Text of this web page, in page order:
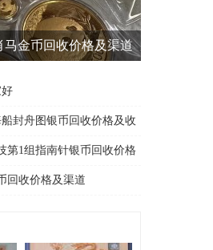
马金币回收价格及渠道
封舟图银币回收价格及收
第1组指南针银币回收价格
回收价格及渠道